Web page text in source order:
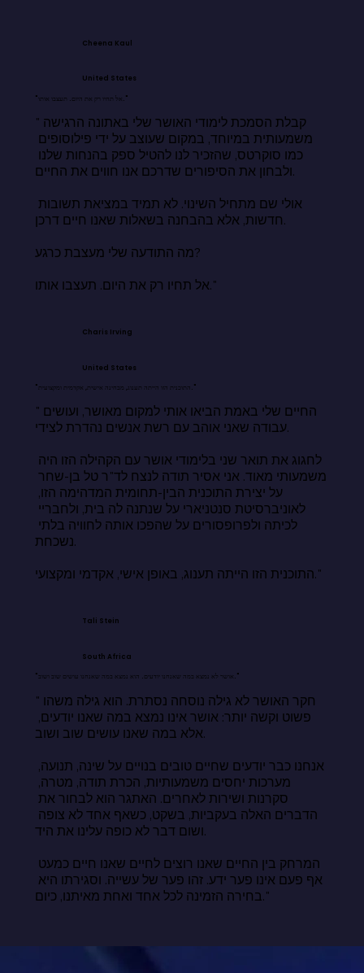
Cheena Kaul
United States
"אל תחיו רק את היום. תעצבו אותו."
"קבלת הסמכת לימודי האושר שלי באתונה הרגישה
ולבחון את הסיפורים שדרכם אנו חווים את החיים.
אולי שם מתחיל השינוי. לא תמיד במציאת תשובות
חדשות, אלא בהבחנה בשאלות שאנו חיים דרכן.
מה התודעה שלי מעצבת כרגע?
אל תחיו רק את היום. תעצבו אותו."
Charis Irving
United States
"התוכנית הזו הייתה תענוג, מבחינה אישית, אקדמית ומקצועית."
"החיים שלי באמת הביאו אותי למקום מאושר, ועושים
עבודה שאני אוהב עם רשת אנשים נהדרת לצידי.
משמעותי מאוד. אני אסיר תודה לנצח לד"ר טל בן-שחר
נשכחת.
התוכנית הזו הייתה תענוג, באופן אישי, אקדמי ומקצועי."
Tali Stein
South Africa
"אושר לא נמצא במה שאנחנו יודעים. הוא נמצא במה שאנחנו עושים שוב ושוב."
"חקר האושר לא גילה נוסחה נסתרת. הוא גילה משהו
אלא במה שאנו עושים שוב ושוב.
ושום דבר לא כופה עלינו את היד.
בחירה הזמינה לכל אחד ואחת מאיתנו, כיום."